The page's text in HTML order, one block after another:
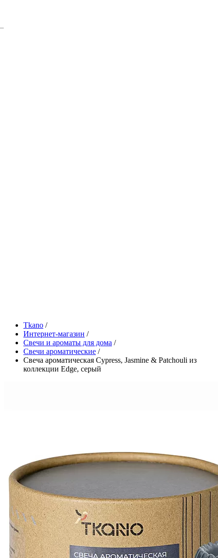
Tkano /
Интернет-магазин /
Свечи и ароматы для дома /
Свечи ароматические /
Свеча ароматическая Cypress, Jasmine & Patchouli из
коллекции Edge, серый